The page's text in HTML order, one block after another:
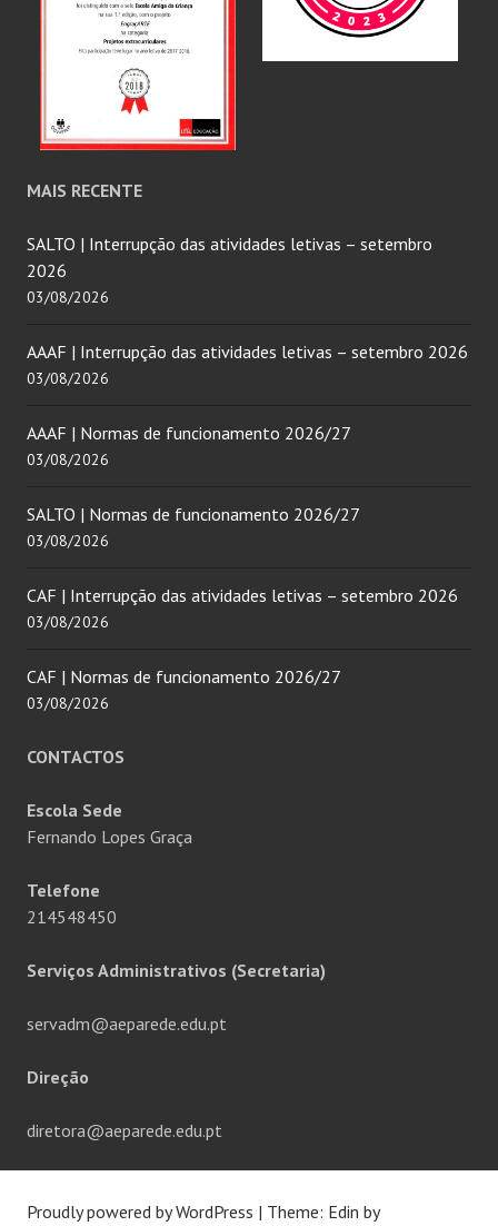
MAIS RECENTE
SALTO | Interrupção das atividades letivas – setembro
2026
03/08/2026
AAAF | Interrupção das atividades letivas – setembro 2026
03/08/2026
AAAF | Normas de funcionamento 2026/27
03/08/2026
SALTO | Normas de funcionamento 2026/27
03/08/2026
CAF | Interrupção das atividades letivas – setembro 2026
03/08/2026
CAF | Normas de funcionamento 2026/27
03/08/2026
CONTACTOS
Escola Sede
Fernando Lopes Graça
Telefone
214548450
Serviços Administrativos (Secretaria)
servadm@aeparede.edu.pt
Direção
diretora@aeparede.edu.pt
Proudly powered by WordPress | Theme: Edin by